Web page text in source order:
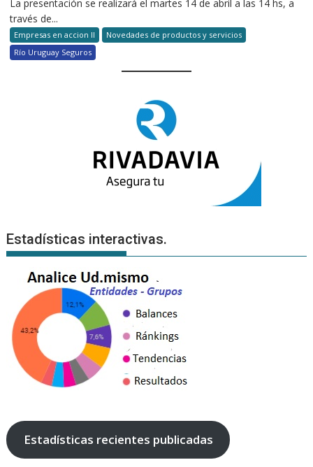
La presentación se realizará el martes 14 de abril a las 14 hs, a
través de...
Empresas en accion II
Novedades de productos y servicios
Río Uruguay Seguros
Estadísticas interactivas.
Estadísticas recientes publicadas